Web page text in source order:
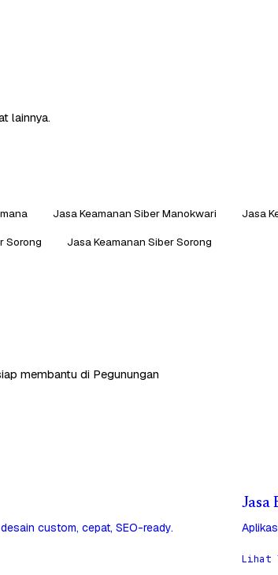
lainnya.
Jasa Keamanan Siber Manokwari Jasa
Sorong Jasa Keamanan Siber Sorong
membantu di Pegunungan
custom, cepat, SEO-ready.
Jasa
Lihat